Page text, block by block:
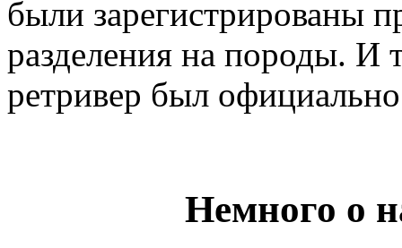
были зарегистрированы
разделения на породы. И
ретривер был
Немного о